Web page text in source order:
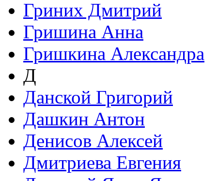
Гриних Дмитрий
Гришина Анна
Гришкина Александра
Д
Данской Григорий
Дашкин Антон
Денисов Алексей
Дмитриева Евгения